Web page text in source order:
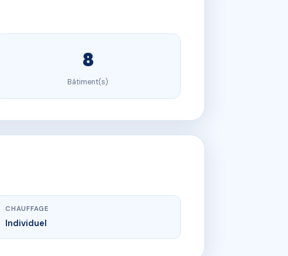
8
Bâtiment(s)
CHAUFFAGE
Individuel